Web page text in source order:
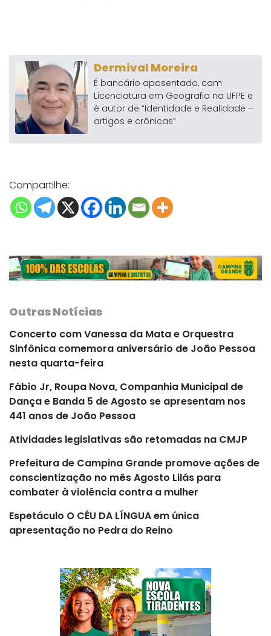
Dermival Moreira
É bancário aposentado, com
Licenciatura em Geografia na UFPE e
é autor de “Identidade e Realidade –
artigos e crônicas”.
Compartilhe:
Outras Notícias
Concerto com Vanessa da Mata e Orquestra
Sinfônica comemora aniversário de João Pessoa
nesta quarta-feira
Fábio Jr, Roupa Nova, Companhia Municipal de
Dança e Banda 5 de Agosto se apresentam nos
441 anos de João Pessoa
Atividades legislativas são retomadas na CMJP
Prefeitura de Campina Grande promove ações de
conscientização no mês Agosto Lilás para
combater à violência contra a mulher
Espetáculo O CÉU DA LÍNGUA em única
apresentação no Pedra do Reino